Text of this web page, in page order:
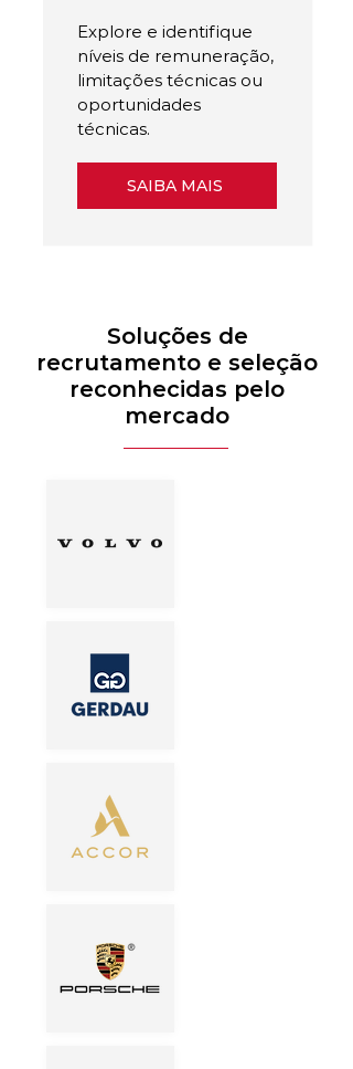
Explore e identifique
níveis de remuneração,
limitações técnicas ou
oportunidades
técnicas.
SAIBA MAIS
Soluções de
recrutamento e seleção
reconhecidas pelo
mercado